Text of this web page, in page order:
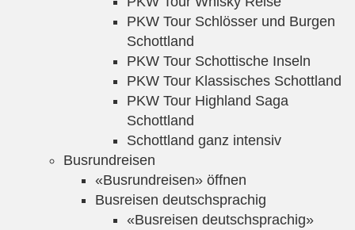
PKW Tour Schlösser und Burgen
Schottland
PKW Tour Schottische Inseln
PKW Tour Klassisches Schottland
PKW Tour Highland Saga
Schottland
Schottland ganz intensiv
Busrundreisen
«Busrundreisen» öffnen
Busreisen deutschsprachig
«Busreisen deutschsprachig»